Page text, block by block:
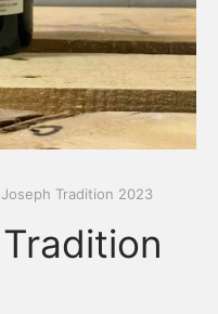
Tradition 2023